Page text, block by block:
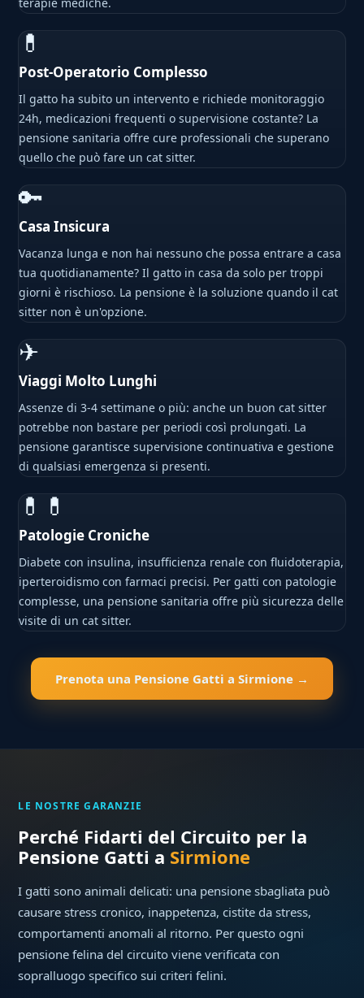
💊
Post-Operatorio Complesso
Il gatto ha subito un intervento e richiede monitoraggio
24h, medicazioni frequenti o supervisione costante? La
pensione sanitaria offre cure professionali che superano
quello che può fare un cat sitter.
🔑
Casa Insicura
Vacanza lunga e non hai nessuno che possa entrare a casa
tua quotidianamente? Il gatto in casa da solo per troppi
giorni è rischioso. La pensione è la soluzione quando il cat
sitter non è un'opzione.
✈
Viaggi Molto Lunghi
Assenze di 3-4 settimane o più: anche un buon cat sitter
potrebbe non bastare per periodi così prolungati. La
pensione garantisce supervisione continuativa e gestione
di qualsiasi emergenza si presenti.
💊💊
Patologie Croniche
Diabete con insulina, insufficienza renale con fluidoterapia,
iperteroidismo con farmaci precisi. Per gatti con patologie
complesse, una pensione sanitaria offre più sicurezza delle
visite di un cat sitter.
Prenota una Pensione Gatti a Sirmione →
LE NOSTRE GARANZIE
Perché Fidarti del Circuito per la
Pensione Gatti a Sirmione
I gatti sono animali delicati: una pensione sbagliata può
causare stress cronico, inappetenza, cistite da stress,
comportamenti anomali al ritorno. Per questo ogni
pensione felina del circuito viene verificata con
sopralluogo specifico sui criteri felini.